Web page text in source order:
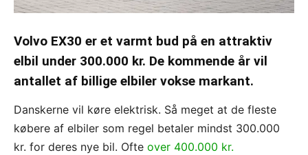
Volvo EX30 er et varmt bud på en attraktiv
elbil under 300.000 kr. De kommende år vil
antallet af billige elbiler vokse markant.
Danskerne vil køre elektrisk. Så meget at de fleste
købere af elbiler som regel betaler mindst 300.000
kr. for deres nye bil. Ofte over 400.000 kr.